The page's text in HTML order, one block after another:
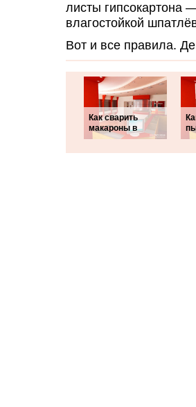
листы гипсокартона
влагостойкой
Вот и все правила.
Как сварить
макароны в